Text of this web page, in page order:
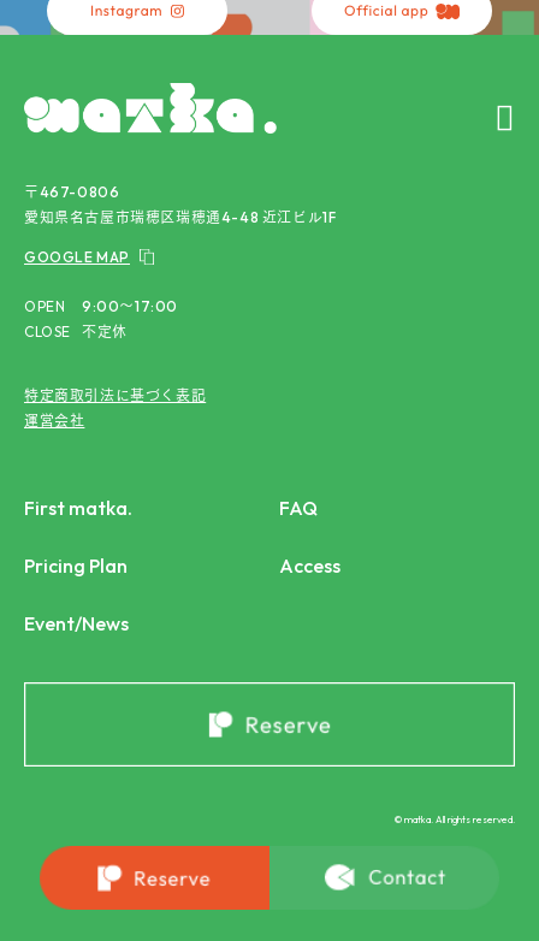
〒467-0806
愛知県名古屋市瑞穂区瑞穂通4-48 近江ビル1F
GOOGLE MAP
OPEN
9:00〜17:00
CLOSE
不定休
特定商取引法に基づく表記
運営会社
First matka.
Pricing Plan
Event/News
FAQ
Access
© matka. All rights reserved.